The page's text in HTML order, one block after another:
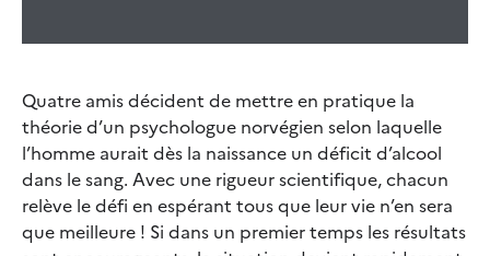
Quatre amis décident de mettre en pratique la
théorie d’un psychologue norvégien selon laquelle
l’homme aurait dès la naissance un déficit d’alcool
dans le sang. Avec une rigueur scientifique, chacun
relève le défi en espérant tous que leur vie n’en sera
que meilleure ! Si dans un premier temps les résultats